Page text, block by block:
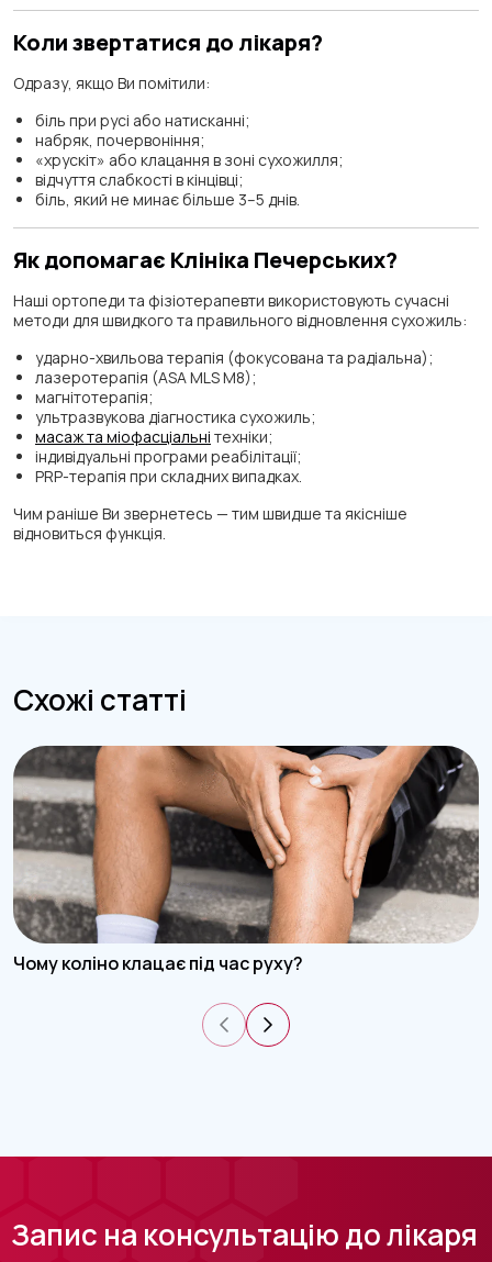
Коли звертатися до лікаря?
Одразу, якщо Ви помітили:
біль при русі або натисканні;
набряк, почервоніння;
«хрускіт» або клацання в зоні сухожилля;
відчуття слабкості в кінцівці;
біль, який не минає більше 3–5 днів.
Як допомагає Клініка Печерських?
Наші ортопеди та фізіотерапевти використовують сучасні
методи для швидкого та правильного відновлення сухожиль:
ударно-хвильова терапія (фокусована та радіальна);
лазеротерапія (ASA MLS М8);
магнітотерапія;
ультразвукова діагностика сухожиль;
масаж та міофасціальні техніки;
індивідуальні програми реабілітації;
PRP-терапія при складних випадках.
Чим раніше Ви звернетесь — тим швидше та якісніше
відновиться функція.
Схожі статті
Чому коліно клацає під час руху?
Запис на консультацію до лікаря